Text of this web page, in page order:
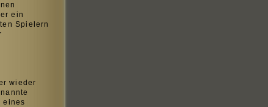
ein
Spielern
wieder
eines